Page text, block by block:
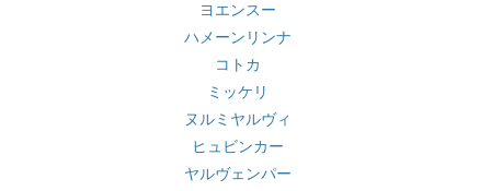
ヨエンスー
ハメーンリンナ
コトカ
ミッケリ
ヌルミヤルヴィ
ヒュビンカー
ヤルヴェンパー